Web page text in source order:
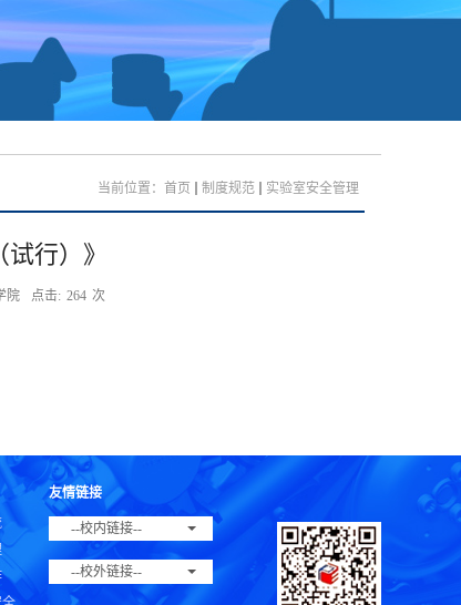
当前位置： 首页 制度规范 实验室安全管理
行）》
院 点击: 264 次
友情链接
--校内链接--
--校外链接--